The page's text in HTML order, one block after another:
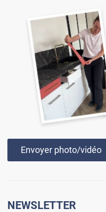
Envoyer photo/vidéo
NEWSLETTER